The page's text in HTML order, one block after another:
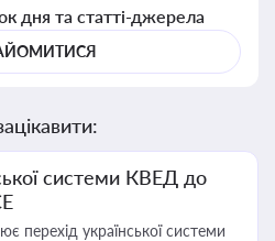
дня та статті-джерела
системи КВЕД до
перехід української системи